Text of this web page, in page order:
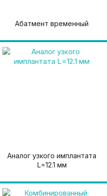
Абатмент временный
Аналог узкого имплантата
L=12.1 мм